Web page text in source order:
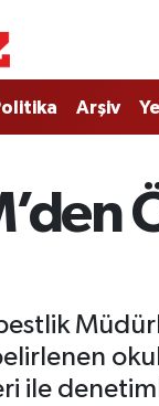
Arşiv
ile